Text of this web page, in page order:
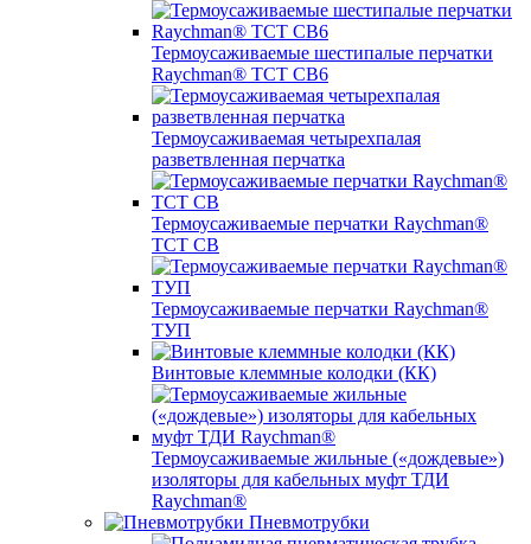
Термоусаживаемые шестипалые перчатки
Raychman® ТСТ СВ6
Термоусаживаемая четырехпалая
разветвленная перчатка
Термоусаживаемые перчатки Raychman®
TCT CB
Термоусаживаемые перчатки Raychman®
ТУП
Винтовые клеммные колодки (КК)
Термоусаживаемые жильные («дождевые»)
изоляторы для кабельных муфт ТДИ
Raychman®
Пневмотрубки